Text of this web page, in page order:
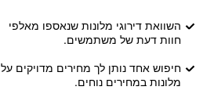
השוואת דירוגי מלונות שנאספו מאלפי
חוות דעת של משתמשים.
חיפוש אחד נותן לך מחירים מדויקים על
מלונות במחירים נוחים.